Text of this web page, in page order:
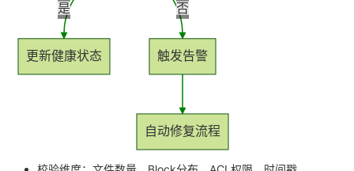
是 否
更新健康状态 触发告警
自动修复流程